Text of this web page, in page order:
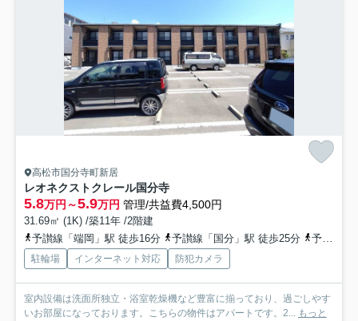
高松市国分寺町新居
レオネクストクレール国分寺
5.8万円～5.9万円 管理/共益費4,500円
31.69㎡ (1K) /築11年 /2階建
予讃線「端岡」駅 徒歩16分
予讃線「国分」駅 徒歩25分 予讃線「讃岐府中」駅 徒歩49分
駐輪場 インターネット対応 防犯カメラ
室内設備は洗面所独立・浴室乾燥機など豊富に揃っており、過ごしやす
いお部屋になっております。こちらの物件はアパートです。2... もっと